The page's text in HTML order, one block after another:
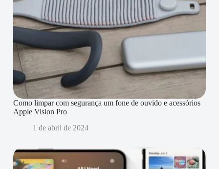
Como limpar com segurança um fone de ouvido e acessórios
Apple Vision Pro
1 de abril de 2024